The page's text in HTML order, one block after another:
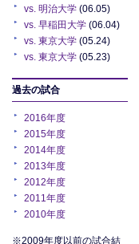
vs. 明治大学 (06.05)
vs. 早稲田大学 (06.04)
vs. 東京大学 (05.24)
vs. 東京大学 (05.23)
過去の試合
2016年度
2015年度
2014年度
2013年度
2012年度
2011年度
2010年度
※2009年度以前の試合結